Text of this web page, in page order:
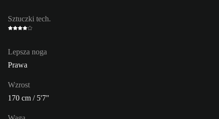
Sztuczki tech.
Lepsza noga
Prawa
Wzrost
170 cm / 5'7"